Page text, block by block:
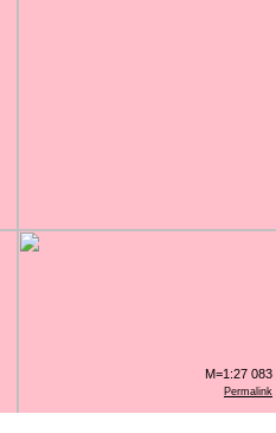
Permalink
M=1:27 083